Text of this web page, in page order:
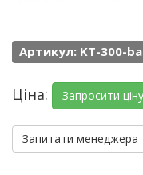
Артикул: KT-300-
Ціна: Запросити ціну
Запитати менеджера